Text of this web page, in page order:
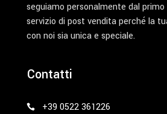
seguiamo personalmente dal
servizio di post vendita perché la
con noi sia unica e speciale.
Contatti
+39 0522 361226